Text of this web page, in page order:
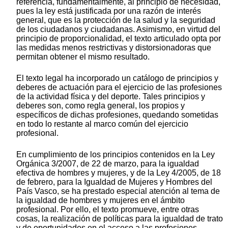
referencia, fundamentalmente, al principio de necesidad,
pues la ley está justificada por una razón de interés
general, que es la protección de la salud y la seguridad
de los ciudadanos y ciudadanas. Asimismo, en virtud del
principio de proporcionalidad, el texto articulado opta por
las medidas menos restrictivas y distorsionadoras que
permitan obtener el mismo resultado.
El texto legal ha incorporado un catálogo de principios y
deberes de actuación para el ejercicio de las profesiones
de la actividad física y del deporte. Tales principios y
deberes son, como regla general, los propios y
específicos de dichas profesiones, quedando sometidas
en todo lo restante al marco común del ejercicio
profesional.
En cumplimiento de los principios contenidos en la Ley
Orgánica 3/2007, de 22 de marzo, para la igualdad
efectiva de hombres y mujeres, y de la Ley 4/2005, de 18
de febrero, para la Igualdad de Mujeres y Hombres del
País Vasco, se ha prestado especial atención al tema de
la igualdad de hombres y mujeres en el ámbito
profesional. Por ello, el texto promueve, entre otras
cosas, la realización de políticas para la igualdad de trato